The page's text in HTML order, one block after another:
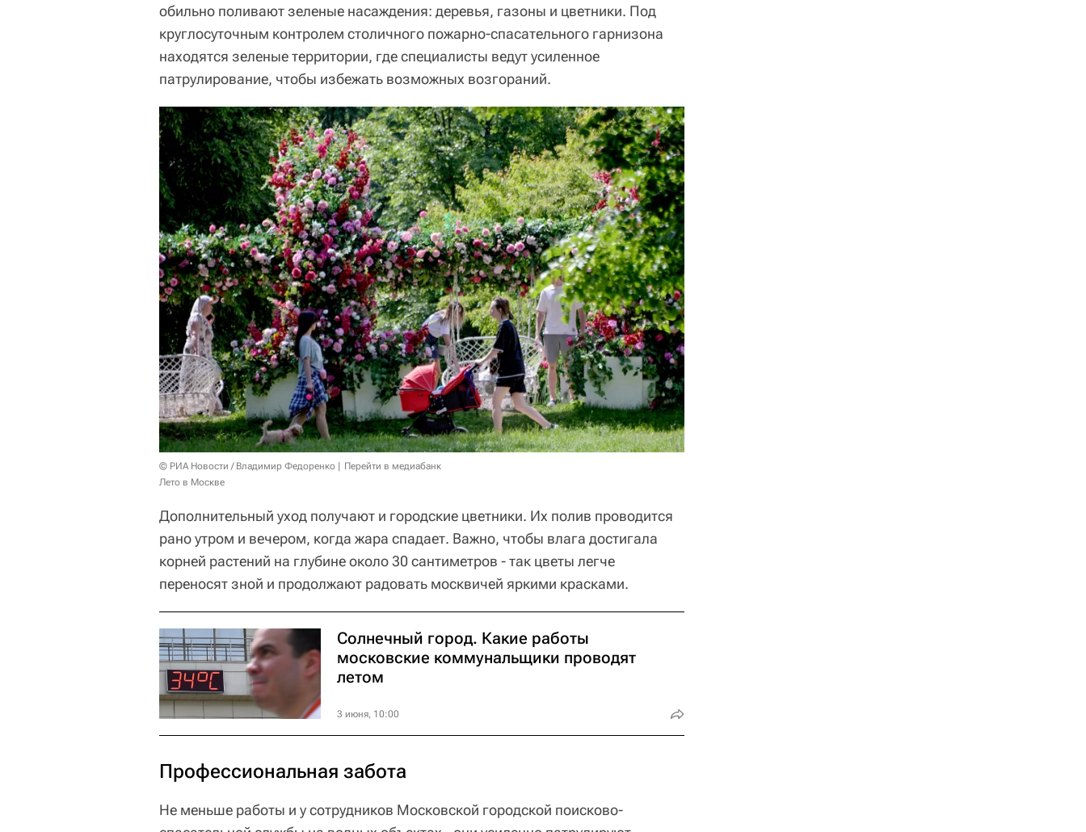
обильно поливают зеленые насаждения: деревья, газоны и цветники. Под
круглосуточным контролем столичного пожарно-спасательного гарнизона
находятся зеленые территории, где специалисты ведут усиленное
патрулирование, чтобы избежать возможных возгораний.
© РИА Новости / Владимир Федоренко
Перейти в медиабанк
Лето в Москве
Дополнительный уход получают и городские цветники. Их полив проводится
рано утром и вечером, когда жара спадает. Важно, чтобы влага достигала
корней растений на глубине около 30 сантиметров - так цветы легче
переносят зной и продолжают радовать москвичей яркими красками.
Солнечный город. Какие работы
московские коммунальщики проводят
летом
3 июня, 10:00
Профессиональная забота
Не меньше работы и у сотрудников Московской городской поисково-